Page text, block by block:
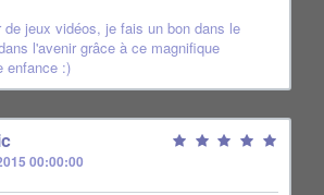
de jeux vidéos, je fais un bon dans le
l'avenir grâce à ce magnifique
enfance :)
00:00:00